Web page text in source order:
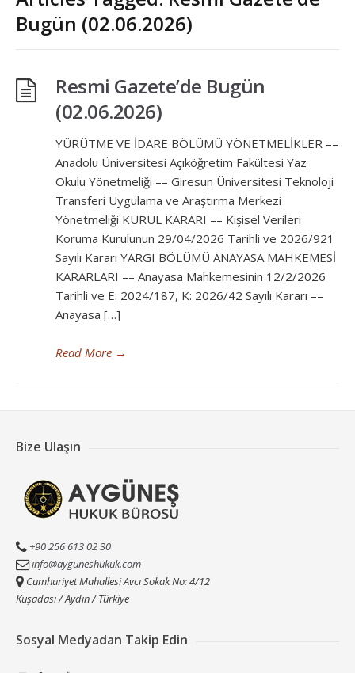
Bugün (02.06.2026)
Resmi Gazete’de Bugün
(02.06.2026)
YÜRÜTME VE İDARE BÖLÜMÜ YÖNETMELİKLER ––
Anadolu Üniversitesi Açıköğretim Fakültesi Yaz
Okulu Yönetmeliği –– Giresun Üniversitesi Teknoloji
Transferi Uygulama ve Araştırma Merkezi
Yönetmeliği KURUL KARARI –– Kişisel Verileri
Koruma Kurulunun 29/04/2026 Tarihli ve 2026/921
Sayılı Kararı YARGI BÖLÜMÜ ANAYASA MAHKEMESİ
KARARLARI –– Anayasa Mahkemesinin 12/2/2026
Tarihli ve E: 2024/187, K: 2026/42 Sayılı Kararı ––
Anayasa […]
Read More →
Bize Ulaşın
+90 256 613 02 30
info@ayguneshukuk.com
Cumhuriyet Mahallesi Avcı Sokak No: 4/12
Kuşadası / Aydın / Türkiye
Sosyal Medyadan Takip Edin